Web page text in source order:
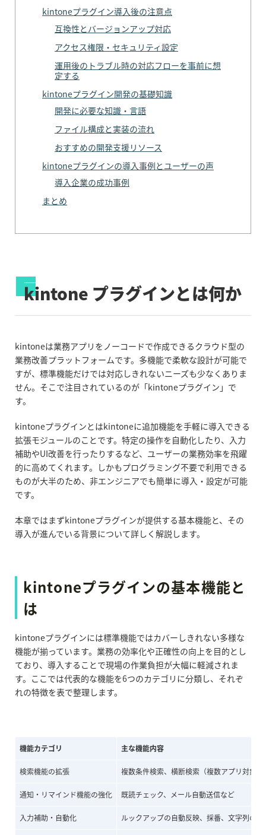
kintoneプラグイン導入後の注意点
互換性とバージョンアップ対応
アクセス権限・セキュリティ設定
運用後のトラブル時の対応フローを事前に想
定する
kintoneプラグイン開発の基礎知識
開発に必要な知識・言語
ファイル構成と実装の流れ
おすすめの開発支援リソース
kintoneプラグインの導入事例とユーザーの声
導入企業の成功事例
まとめ
kintone プラグインとは何か
kintoneは業務アプリをノーコードで作成できるクラウド型の
業務改善プラットフォームです。多機能で柔軟な設計が可能で
すが、標準機能だけでは対応しきれないニーズも少なくありま
せん。そこで注目されているのが「kintoneプラグイン」で
す。
kintoneプラグインとはkintoneに追加機能を手軽に導入できる
拡張モジュールのことです。特定の操作を自動化したり、入力
補助やUI改善を行ったりするなど、ユーザーの業務効率を飛躍
的に高めてくれます。しかもプログラミング不要で利用できる
ものが大半のため、非エンジニアでも簡単に導入・設定が可能
です。
本章ではまずkintoneプラグインが提供する基本機能と、その
導入が進んでいる背景について詳しく解説します。
kintoneプラグインの基本機能と
は
kintoneプラグインには標準機能ではカバーしきれない多様な
機能が揃っています。業務の効率化や正確性の向上を目的とし
ており、導入することで現場の作業負担が大幅に軽減されま
す。ここでは代表的な機能を6つのカテゴリに分類し、それぞ
れの特徴を表で整理します。
機能カテゴリ 主な機能内容
検索機能の拡張 複数条件検索、横断検索（複数アプリ対象）
通知・リマインド機能の強化 既読チェック、メール自動送信など
入力補助・自動化 ルックアップの自動反映、採番、文字列の自